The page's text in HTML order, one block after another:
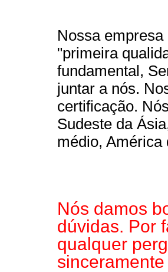
Nossa
"primeira
fundamental,
juntar a nós.
certificação.
Sudeste da
médio,
Nós damos
dúvidas. Por
qualquer